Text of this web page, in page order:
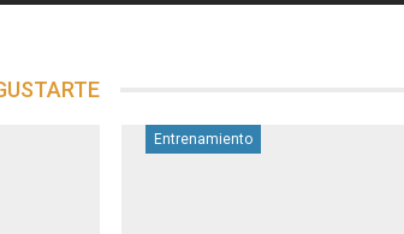
Entrenamiento